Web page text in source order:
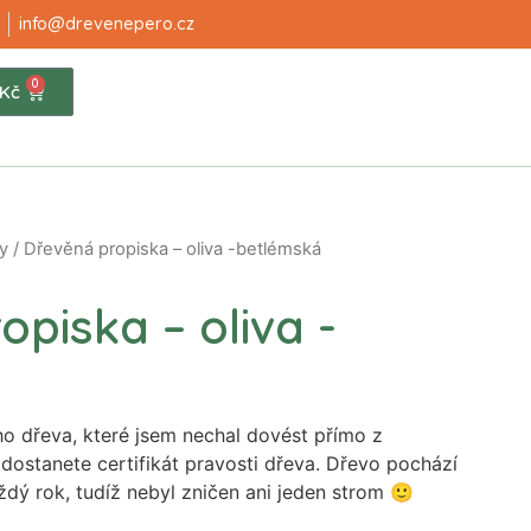
info@drevenepero.cz
Kč 0
/ Dřevěná propiska – oliva -betlémská
– oliva -
dřeva, které jsem nechal dovést přímo z
certifikát pravosti dřeva. Dřevo pochází
rok, tudíž nebyl zničen ani jeden strom 🙂